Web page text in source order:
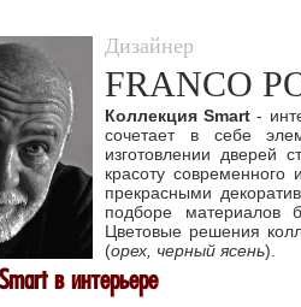
Дизайнер
FRANCO
Коллекция Smart -
сочетает в себе
изготовлении дверей
красоту современного
прекрасными
подборе материалов
Цветовые решения
(орех, черный ясень).
в интерьере